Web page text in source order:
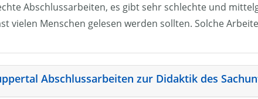
Abschlussarbeiten, es gibt sehr schlechte und
vielen Menschen gelesen werden sollten. Solche
Abschlussarbeiten zur Didaktik des